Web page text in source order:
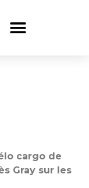
cargo de
Gray sur les